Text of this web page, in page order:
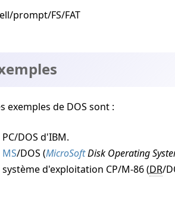
prompt/FS/FAT
exemples de DOS sont :
PC/DOS d'IBM.
MS/DOS (MicroSoftDisk Operating
système d'exploitation CP/M-86 (DR/